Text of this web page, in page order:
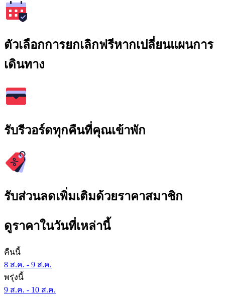
ตัวเลือกการยกเลิกฟรีหากเปลี่ยนแผนการ
เดินทาง
รับรีวอร์ดทุกคืนที่คุณเข้าพัก
รับส่วนลดเพิ่มเติมด้วยราคาสมาชิก
ดูราคาในวันที่เหล่านี้
คืนนี้
8 ส.ค. - 9 ส.ค.
พรุ่งนี้
9 ส.ค. - 10 ส.ค.